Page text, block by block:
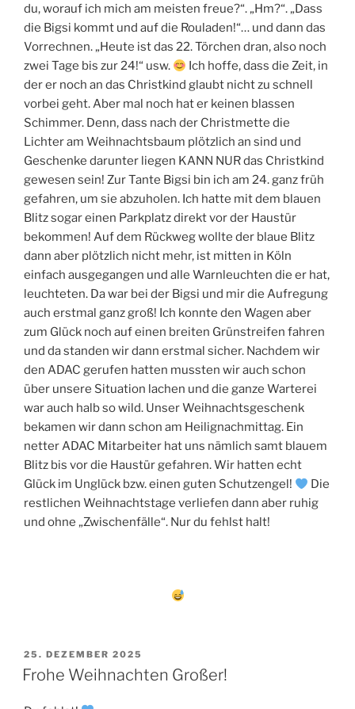
du, worauf ich mich am meisten freue?“. „Hm?“. „Dass
die Bigsi kommt und auf die Rouladen!“… und dann das
Vorrechnen. „Heute ist das 22. Törchen dran, also noch
zwei Tage bis zur 24!“ usw.
Ich hoffe, dass die Zeit, in
der er noch an das Christkind glaubt nicht zu schnell
vorbei geht. Aber mal noch hat er keinen blassen
Schimmer. Denn, dass nach der Christmette die
Lichter am Weihnachtsbaum plötzlich an sind und
Geschenke darunter liegen KANN NUR das Christkind
gewesen sein! Zur Tante Bigsi bin ich am 24. ganz früh
gefahren, um sie abzuholen. Ich hatte mit dem blauen
Blitz sogar einen Parkplatz direkt vor der Haustür
bekommen! Auf dem Rückweg wollte der blaue Blitz
dann aber plötzlich nicht mehr, ist mitten in Köln
einfach ausgegangen und alle Warnleuchten die er hat,
leuchteten. Da war bei der Bigsi und mir die Aufregung
auch erstmal ganz groß! Ich konnte den Wagen aber
zum Glück noch auf einen breiten Grünstreifen fahren
und da standen wir dann erstmal sicher. Nachdem wir
den ADAC gerufen hatten mussten wir auch schon
über unsere Situation lachen und die ganze Warterei
war auch halb so wild. Unser Weihnachtsgeschenk
bekamen wir dann schon am Heilignachmittag. Ein
netter ADAC Mitarbeiter hat uns nämlich samt blauem
Blitz bis vor die Haustür gefahren. Wir hatten echt
Glück im Unglück bzw. einen guten Schutzengel!
Die
restlichen Weihnachtstage verliefen dann aber ruhig
und ohne „Zwischenfälle“. Nur du fehlst halt!
VERÖFFENTLICHT
AM
25. DEZEMBER 2025
Frohe Weihnachten Großer!